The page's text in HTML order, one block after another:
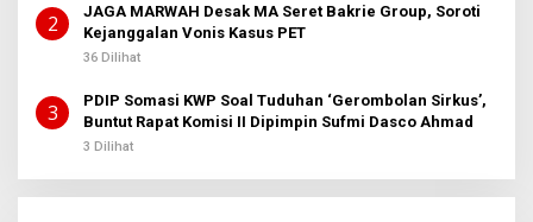
T
2
JAGA MARWAH Desak MA Seret Bakrie Group, Soroti
Kejanggalan Vonis Kasus PET
36 Dilihat
3
PDIP Somasi KWP Soal Tuduhan ‘Gerombolan Sirkus’,
Buntut Rapat Komisi II Dipimpin Sufmi Dasco Ahmad
3 Dilihat